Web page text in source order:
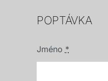
POPTÁVKA
Jméno *